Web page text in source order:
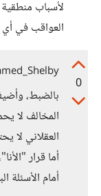
لأسباب
العواقب في أي
0
بالضبط،
المخالف لا
العقلاني لا
أما قرار
أمام الأسئلة